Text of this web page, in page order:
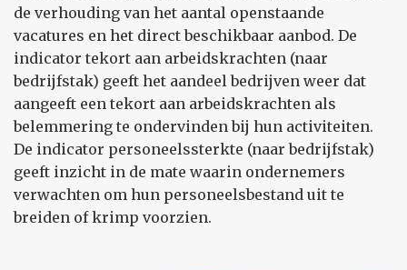
de verhouding van het aantal openstaande
vacatures en het direct beschikbaar aanbod. De
indicator tekort aan arbeidskrachten (naar
bedrijfstak) geeft het aandeel bedrijven weer dat
aangeeft een tekort aan arbeidskrachten als
belemmering te ondervinden bij hun activiteiten.
De indicator personeelssterkte (naar bedrijfstak)
geeft inzicht in de mate waarin ondernemers
verwachten om hun personeelsbestand uit te
breiden of krimp voorzien.